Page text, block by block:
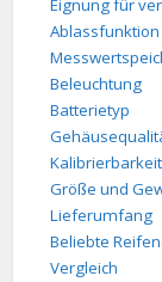
Eignung für
Ablassfunktion
Beleuchtung
Batterietyp
Kalibrierbarkeit
Größe und
Lieferumfang
Beliebte
Vergleich